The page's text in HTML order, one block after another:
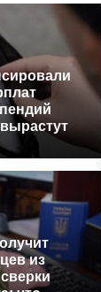
из